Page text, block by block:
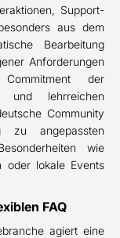
Support-
aus dem
Bearbeitung
Anforderungen
der
und lehrreichen
Community
zu angepassten
wie
oder lokale Events
FAQ
agiert eine